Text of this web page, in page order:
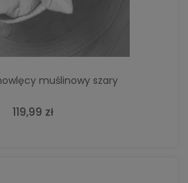
muślinowy szary
119,99 zł